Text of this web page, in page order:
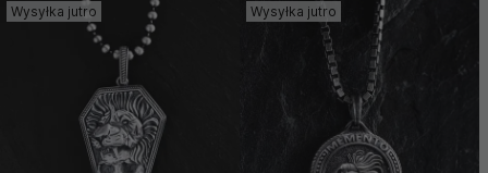
Cena (Niska >
Wysoka)
Cena (Wysoka >
Niska)
Wysyłka jutro
Wysyłka jutro